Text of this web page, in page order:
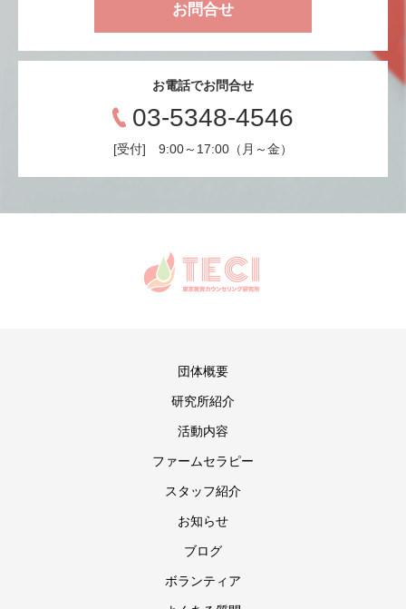
お問合せ
お電話でお問合せ
03-5348-4546
[受付] 9:00～17:00（月～金）
団体概要
研究所紹介
活動内容
ファームセラピー
スタッフ紹介
お知らせ
ブログ
ボランティア